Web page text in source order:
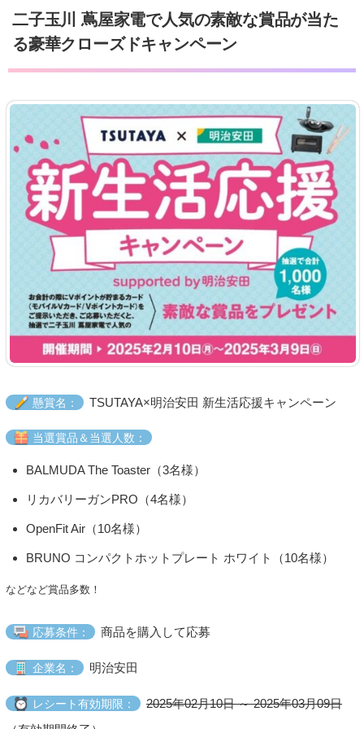
二子玉川 蔦屋家電で人気の素敵な賞品が当た
る豪華クローズドキャンペーン
懸賞名： TSUTAYA×明治安田 新生活応援キャンペーン
当選賞品＆当選人数：
BALMUDA The Toaster（3名様）
リカバリーガンPRO（4名様）
OpenFit Air（10名様）
BRUNO コンパクトホットプレート ホワイト（10名様）
などなど賞品多数！
応募条件： 商品を購入して応募
企業名： 明治安田
レシート有効期限：
2025年02月10日 ～ 2025年03月09日